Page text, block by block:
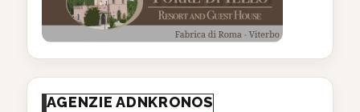
AGENZIE ADNKRONOS